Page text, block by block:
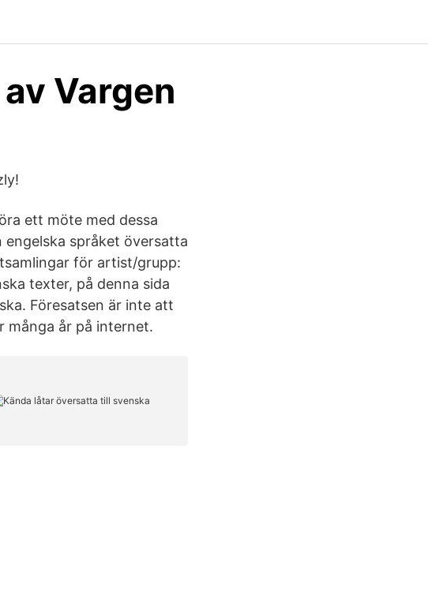
Vargen
ett möte med dessa
språket översatta
för artist/grupp:
texter, på denna sida
Föresatsen är inte att
många år på internet.